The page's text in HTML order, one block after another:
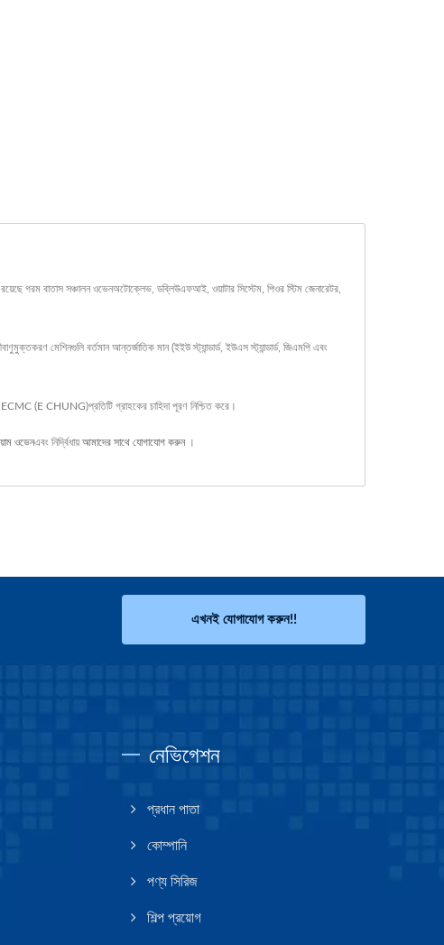
গরম বাতাস সঞ্চালন ওভেনঅটোক্লেভ, ডব্লিউএফআই, ওয়াটার সিস্টেম, পিওর স্টিম জেনারেটর,
মেশিনগুলি বর্তমান আন্তর্জাতিক মান (ইইউ স্ট্যান্ডার্ড, ইউএস স্ট্যান্ডার্ড, জিএমপি এবং
(E CHUNG)প্রতিটি গ্রাহকের চাহিদা পূরণ নিশ্চিত করে।
ওভেনএবং নির্দ্বিধায় আমাদের সাথে যোগাযোগ করুন।
এখনই যোগাযোগ করুন!!
নেভিগেশন
প্রধান পাতা
কোম্পানি
পণ্য সিরিজ
শিল্প প্রয়োগ